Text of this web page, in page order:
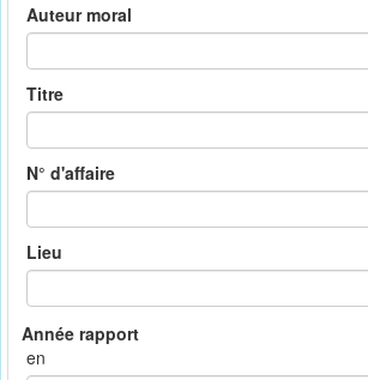
Auteur moral
Titre
N° d'affaire
Lieu
en